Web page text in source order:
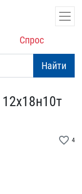
Спрос
Найти
favorite_border 4